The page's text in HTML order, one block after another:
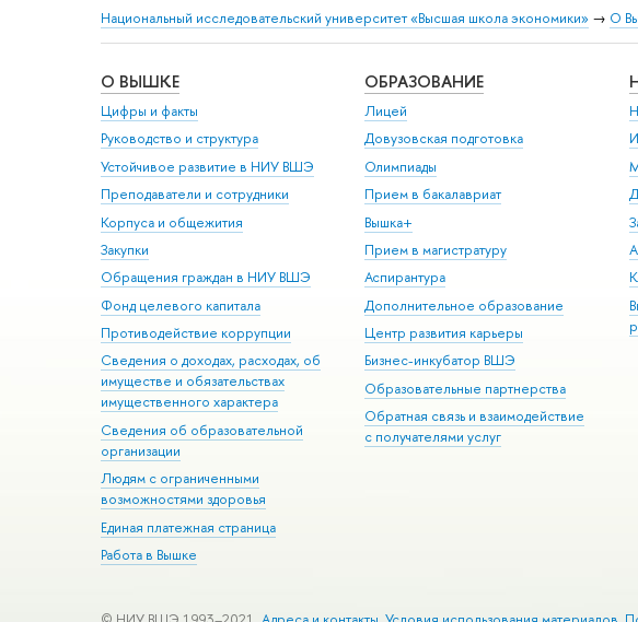
Национальный исследовательский университет «Высшая школа экономики» → О
О ВЫШКЕ
Цифры и факты
Руководство и структура
Устойчивое развитие в НИУ ВШЭ
Преподаватели и сотрудники
Корпуса и общежития
Закупки
Обращения граждан в НИУ ВШЭ
Фонд целевого капитала
Противодействие коррупции
Сведения о доходах, расходах, об
имуществе и обязательствах
имущественного характера
Сведения об образовательной
организации
Людям с ограниченными
возможностями здоровья
Единая платежная страница
Работа в Вышке
ОБРАЗОВАНИЕ
Лицей
Довузовская подготовка
Олимпиады
Прием в бакалавриат
Вышка+
Прием в магистратуру
Аспирантура
Дополнительное образование
Центр развития карьеры
Бизнес-инкубатор ВШЭ
Образовательные партнерства
Обратная связь и взаимодействие
с получателями услуг